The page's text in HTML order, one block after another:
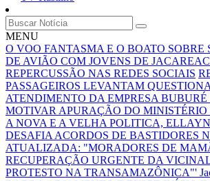
MENU
O VOO FANTASMA E O BOATO SOBRE
DE AVIÃO COM JOVENS DE
REPERCUSSÃO NAS REDES SOCIAIS
PASSAGEIROS LEVANTAM
ATENDIMENTO DA EMPRESA BUBURÉ
MOTIVAR APURAÇÃO DO MINISTÉRIO
A NOVA E A VELHA POLITICA,
DESAFIA ACORDOS DE BASTIDORES
ATUALIZADA: "MORADORES DE
RECUPERAÇÃO URGENTE DA
PROTESTO NA TRANSAMAZÔNICA"'